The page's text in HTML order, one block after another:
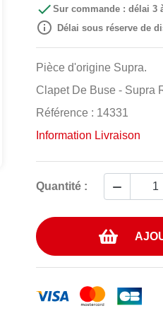
 Sur commande : délai 3
 Délai sous réserve de
Pièce d'origine Supra.
Clapet De Buse - Supra
Référence : 14331
Information Livraison
Quantité : 